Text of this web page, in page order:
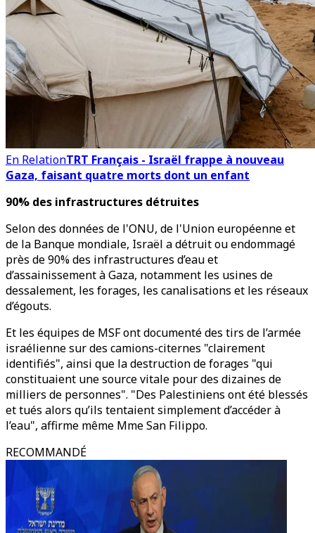
En RelationTRT Français - Israël frappe à nouveau
Gaza, faisant quatre morts dont un enfant
90% des infrastructures détruites
Selon des données de l'ONU, de l'Union européenne et
de la Banque mondiale, Israël a détruit ou endommagé
près de 90% des infrastructures d’eau et
d’assainissement à Gaza, notamment les usines de
dessalement, les forages, les canalisations et les réseaux
d’égouts.
Et les équipes de MSF ont documenté des tirs de l’armée
israélienne sur des camions-citernes "clairement
identifiés", ainsi que la destruction de forages "qui
constituaient une source vitale pour des dizaines de
milliers de personnes". "Des Palestiniens ont été blessés
et tués alors qu’ils tentaient simplement d’accéder à
l’eau", affirme même Mme San Filippo.
RECOMMANDÉ